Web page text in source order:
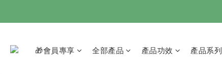
🎁會員專享 全部產品 產品功效 產品系列